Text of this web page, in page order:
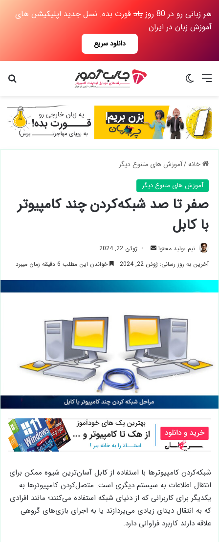
هر زبانی رو در 80 روز یاد قورت بده. نسل جدید اپلیکیشن های
آموزش زبان در ایران
دانلود سریع
منو
خانه/آموزش های متنوع دیگر
آموزش های متنوع دیگر
صفر تا صد شبکه‌کردن چند کامپیوتر
با کابل
تیم تولید محتوا
ارسال
ایمیل
ژوئن 22, 2024
آخرین به روز رسانی: ژوئن 22, 2024
خواندن این مطلب 6 دقیقه زمان میبرد
شبکه‌کردن کامپیوترها با استفاده از کابل آسان‌ترین شیوه ممکن برای
انتقال اطلاعات به سیستم دیگری است. متصل‌کردن کامپیوترها به
یکدیگر برای کاربرانی که از دنیای شبکه استفاده می‌کنند؛ مانند افرادی
که به انتقال دیتای زیادی می‌پردازند یا به اجرای بازی‌های گروهی
علاقه دارند کاربرد فراوانی دارد.